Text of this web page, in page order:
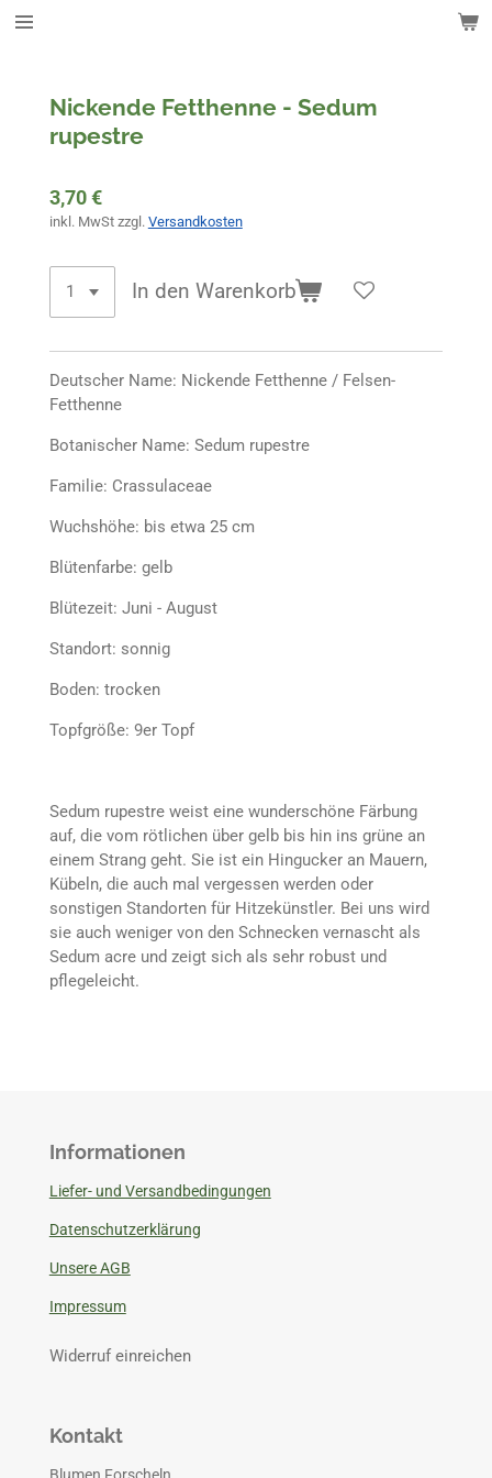
Zum
Nickende Fetthenne - Sedum
rupestre
3,70 €
inkl. MwSt zzgl. Versandkosten
In den Warenkorb
Deutscher Name: Nickende Fetthenne / Felsen-
Fetthenne
Botanischer Name: Sedum rupestre
Familie: Crassulaceae
Wuchshöhe: bis etwa 25 cm
Blütenfarbe: gelb
Blütezeit: Juni - August
Standort: sonnig
Boden: trocken
Topfgröße: 9er Topf
Sedum rupestre weist eine wunderschöne Färbung
auf, die vom rötlichen über gelb bis hin ins grüne an
einem Strang geht. Sie ist ein Hingucker an Mauern,
Kübeln, die auch mal vergessen werden oder
sonstigen Standorten für Hitzekünstler. Bei uns wird
sie auch weniger von den Schnecken vernascht als
Sedum acre und zeigt sich als sehr robust und
pflegeleicht.
Informationen
Liefer- und Versandbedingungen
Datenschutzerklärung
Unsere AGB
Impressum
Widerruf einreichen
Kontakt
Blumen Forscheln